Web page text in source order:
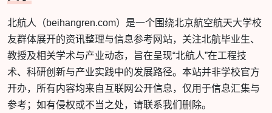
北航人（beihangren.com）是一个围绕北京航空航天大学校
友群体展开的资讯整理与信息参考网站，关注北航毕业生、
教授及相关学术与产业动态，旨在呈现“北航人”在工程技
术、科研创新与产业实践中的发展路径。本站并非学校官方
开办，所有内容均来自互联网公开信息，仅用于信息汇集与
参考；如有侵权或不当之处，请联系我们删除。